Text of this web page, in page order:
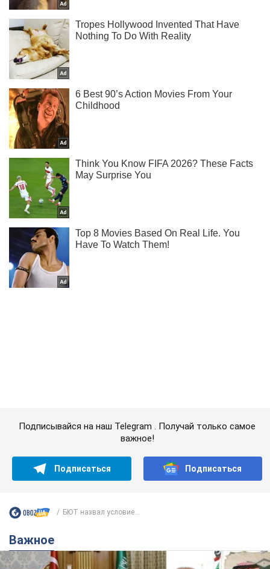
Важное